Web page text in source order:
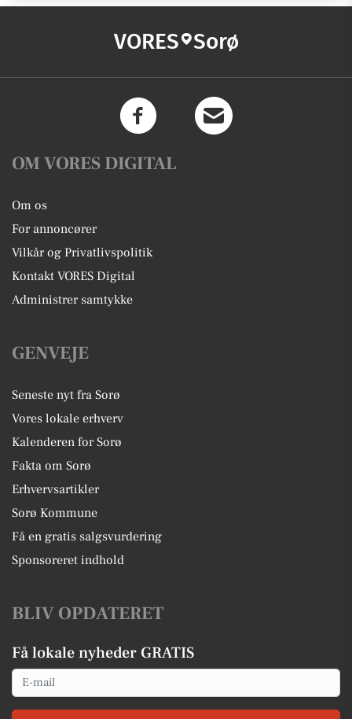
VORES Sorø
OM VORES DIGITAL
Om os
For annoncører
Vilkår og Privatlivspolitik
Kontakt VORES Digital
Administrer samtykke
GENVEJE
Seneste nyt fra Sorø
Vores lokale erhverv
Kalenderen for Sorø
Fakta om Sorø
Erhvervsartikler
Sorø Kommune
Få en gratis salgsvurdering
Sponsoreret indhold
BLIV OPDATERET
Få lokale nyheder GRATIS
Email